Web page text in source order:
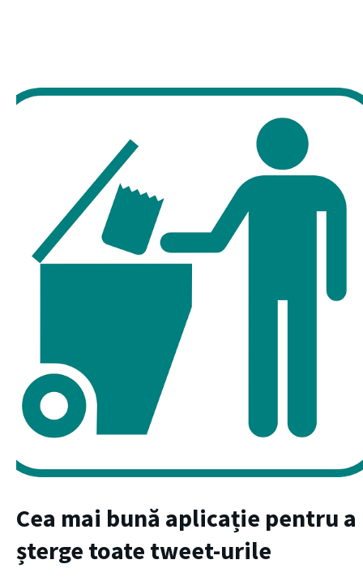
Cea mai bună aplicație pentru a
șterge toate tweet-urile